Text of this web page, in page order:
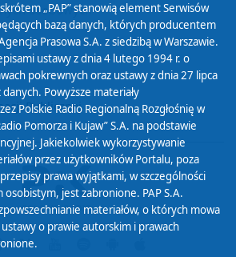
osobowych
Publicznej
„PAP” stanowią element Serwisów
bazą danych, których producentem
Prasowa S.A. z siedzibą w Warszawie.
ustawy z dnia 4 lutego 1994 r. o
pokrewnych oraz ustawy z dnia 27 lipca
Powyższe materiały
Polskie Radio Regionalną Rozgłośnię w
Pomorza i Kujaw” S.A. na podstawie
Jakiekolwiek wykorzystywanie
przez użytkowników Portalu, poza
prawa wyjątkami, w szczególności
jest zabronione. PAP S.A.
materiałów, o których mowa
o prawie autorskim i prawach